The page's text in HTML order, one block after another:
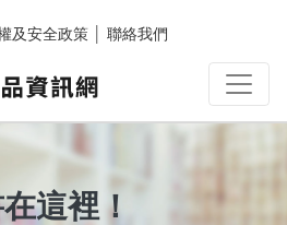
及安全政策 聯絡我們
這裡！